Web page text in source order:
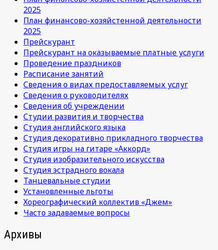
2025
План финансово-хозяйстенной деятельности
2025
Прейскурант
Прейскурант на оказываемые платные услуги
Проведение праздников
Расписание занятий
Сведения о видах предоставляемых услуг
Сведения о руководителях
Сведения об учреждении
Студии развития и творчества
Студия английского языка
Студия декоративно прикладного творчества
Студия игры на гитаре «Аккорд»
Студия изобразительного искусства
Студия эстрадного вокала
Танцевальные студии
Установленные льготы
Хореографический коллектив «Джем»
Часто задаваемые вопросы
Архивы